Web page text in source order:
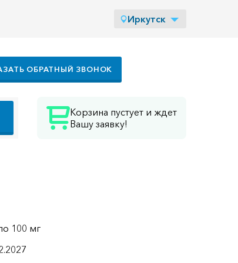
Иркутск
Корзина пустует и ждет
Вашу заявку!
ОБРАТНЫЙ ЗВОНОК
100 мг